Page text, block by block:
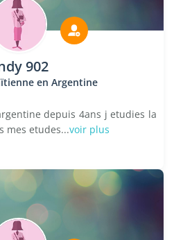
902
en Argentine
depuis 4ans j etudies la
mes etudes...voir plus